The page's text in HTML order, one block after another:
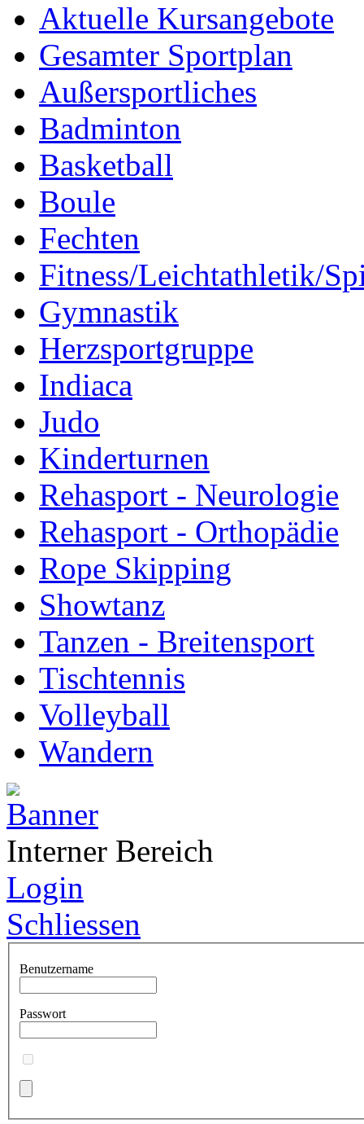
Aktuelle Kursangebote
Gesamter Sportplan
Außersportliches
Badminton
Basketball
Boule
Fechten
Fitness/Leichtathletik/
Gymnastik
Herzsportgruppe
Indiaca
Judo
Kinderturnen
Rehasport - Neurologie
Rehasport - Orthopädie
Rope Skipping
Showtanz
Tanzen - Breitensport
Tischtennis
Volleyball
Wandern
Interner Bereich
Login
Schliessen
Benutzername
Passwort